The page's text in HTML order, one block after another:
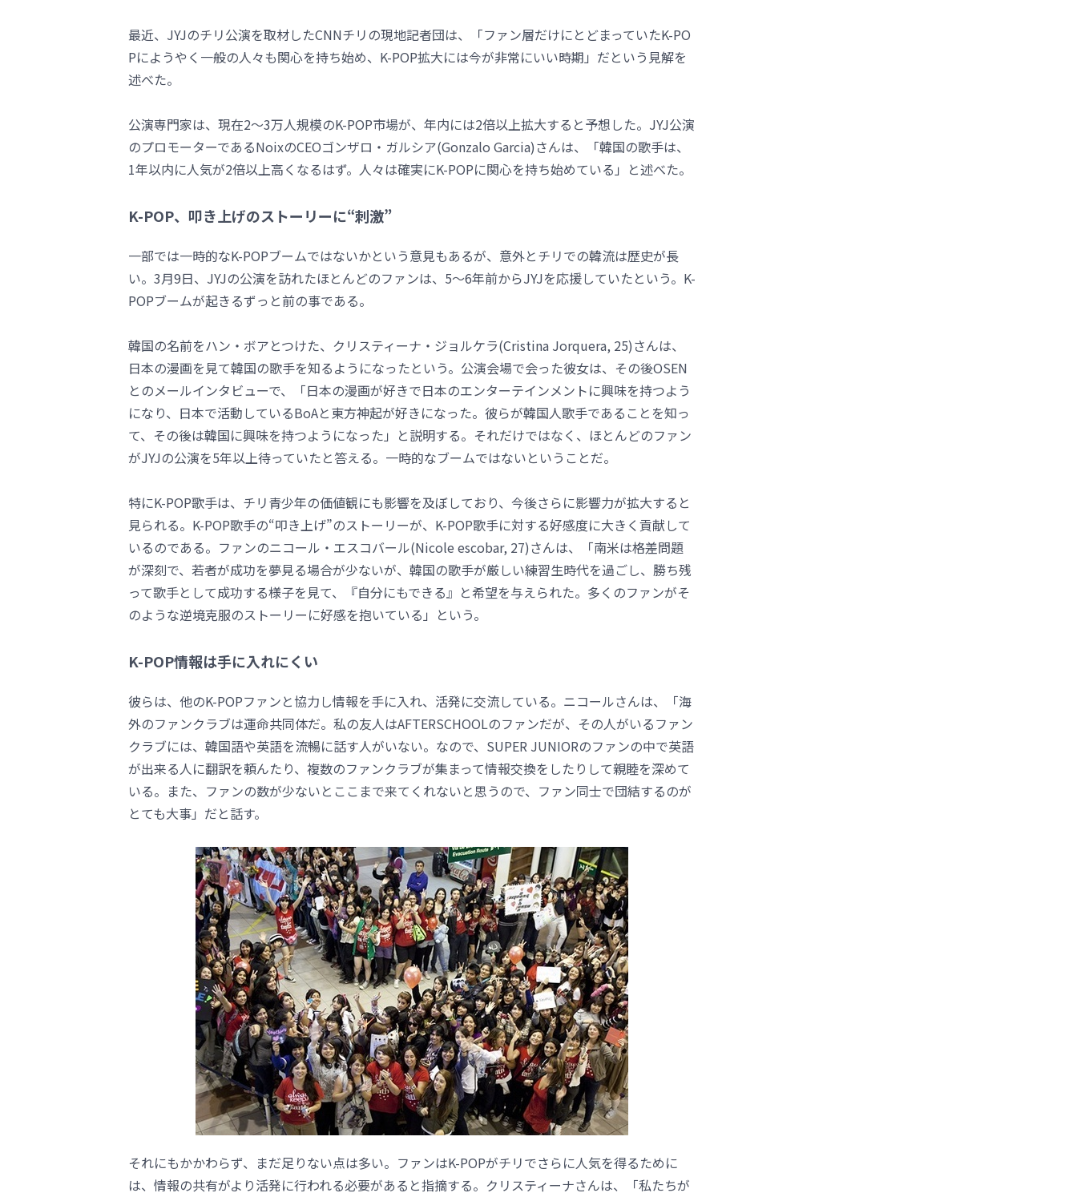
最近、JYJのチリ公演を取材したCNNチリの現地記者団は、「ファン層だけにとどまっていたK-PO
Pにようやく一般の人々も関心を持ち始め、K-POP拡大には今が非常にいい時期」だという見解を
述べた。
公演専門家は、現在2～3万人規模のK-POP市場が、年内には2倍以上拡大すると予想した。JYJ公演
のプロモーターであるNoixのCEOゴンザロ・ガルシア(Gonzalo Garcia)さんは、「韓国の歌手は、
1年以内に人気が2倍以上高くなるはず。人々は確実にK-POPに関心を持ち始めている」と述べた。
K-POP、叩き上げのストーリーに“刺激”
一部では一時的なK-POPブームではないかという意見もあるが、意外とチリでの韓流は歴史が長
い。3月9日、JYJの公演を訪れたほとんどのファンは、5～6年前からJYJを応援していたという。K-
POPブームが起きるずっと前の事である。
韓国の名前をハン・ボアとつけた、クリスティーナ・ジョルケラ(Cristina Jorquera, 25)さんは、
日本の漫画を見て韓国の歌手を知るようになったという。公演会場で会った彼女は、その後OSEN
とのメールインタビューで、「日本の漫画が好きで日本のエンターテインメントに興味を持つよう
になり、日本で活動しているBoAと東方神起が好きになった。彼らが韓国人歌手であることを知っ
て、その後は韓国に興味を持つようになった」と説明する。それだけではなく、ほとんどのファン
がJYJの公演を5年以上待っていたと答える。一時的なブームではないということだ。
特にK-POP歌手は、チリ青少年の価値観にも影響を及ぼしており、今後さらに影響力が拡大すると
見られる。K-POP歌手の“叩き上げ”のストーリーが、K-POP歌手に対する好感度に大きく貢献して
いるのである。ファンのニコール・エスコバール(Nicole escobar, 27)さんは、「南米は格差問題
が深刻で、若者が成功を夢見る場合が少ないが、韓国の歌手が厳しい練習生時代を過ごし、勝ち残
って歌手として成功する様子を見て、『自分にもできる』と希望を与えられた。多くのファンがそ
のような逆境克服のストーリーに好感を抱いている」という。
K-POP情報は手に入れにくい
彼らは、他のK-POPファンと協力し情報を手に入れ、活発に交流している。ニコールさんは、「海
外のファンクラブは運命共同体だ。私の友人はAFTERSCHOOLのファンだが、その人がいるファン
クラブには、韓国語や英語を流暢に話す人がいない。なので、SUPER JUNIORのファンの中で英語
が出来る人に翻訳を頼んたり、複数のファンクラブが集まって情報交換をしたりして親睦を深めて
いる。また、ファンの数が少ないとここまで来てくれないと思うので、ファン同士で団結するのが
とても大事」だと話す。
それにもかかわらず、まだ足りない点は多い。ファンはK-POPがチリでさらに人気を得るために
は、情報の共有がより活発に行われる必要があると指摘する。クリスティーナさんは、「私たちが